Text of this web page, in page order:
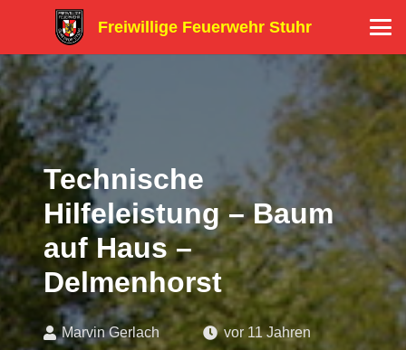
Freiwillige Feuerwehr Stuhr
Technische
Hilfeleistung – Baum
auf Haus –
Delmenhorst
Marvin Gerlach vor 11 Jahren